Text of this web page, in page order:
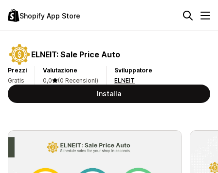
Shopify App Store
ELNEIT: Sale Price Auto
Prezzi
Gratis
Valutazione
0,0
(0 Recensioni)
Sviluppatore
ELNEIT
Installa